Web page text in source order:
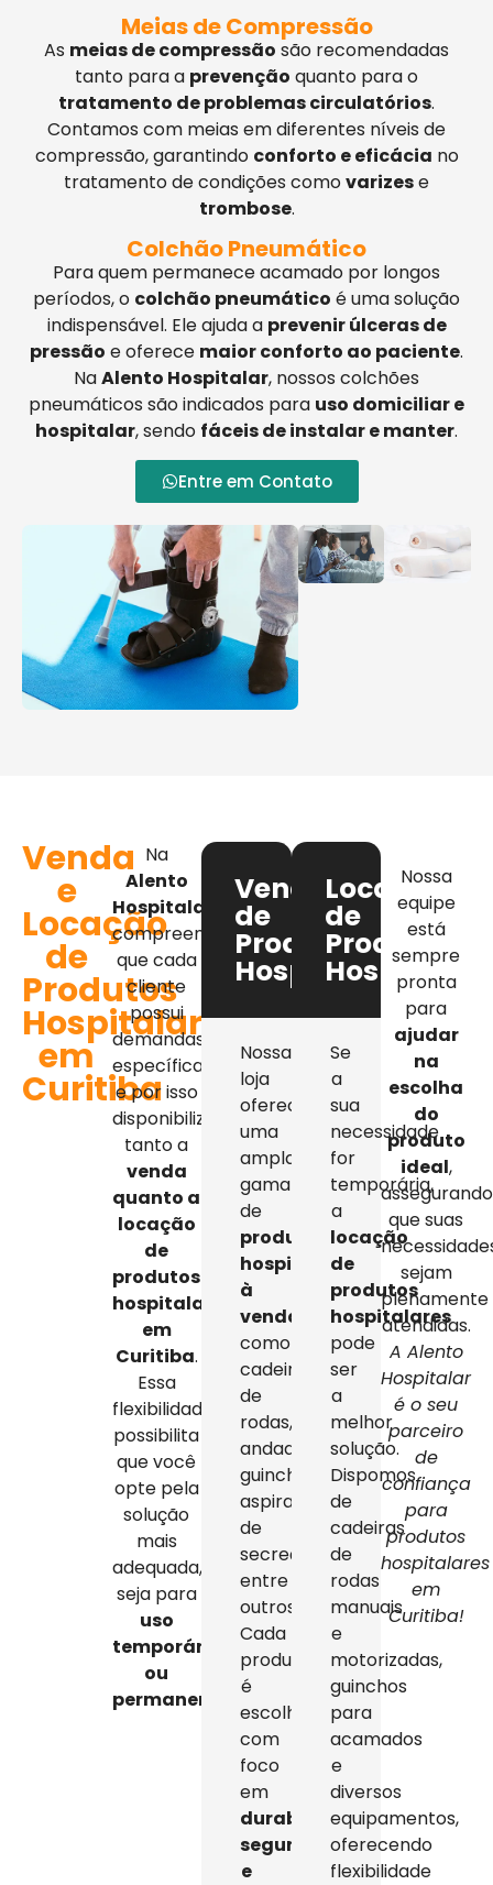
Meias de Compressão
As meias de compressão são recomendadas
tanto para a prevenção quanto para o
tratamento de problemas circulatórios.
Contamos com meias em diferentes níveis de
compressão, garantindo conforto e eficácia no
tratamento de condições comovarizese
trombose.
Colchão Pneumático
Para quem permanece acamado por longos
períodos, o colchão pneumático é uma solução
indispensável. Ele ajuda a prevenir úlceras de
pressão e oferece maior conforto ao paciente.
NaAlento Hospitalar, nossos colchões
pneumáticos são indicados para uso domiciliar e
hospitalar, sendo fáceis de instalar e manter.
Entre em Contato
Venda
e
Locação
de
Produtos
Hospitalares
em
Curitiba
Na
Alento
Hospitalar
compreendemos
que cada
cliente
possui
demandas
específicas,
e por isso
disponibilizamos
tanto a
venda
quanto a
locação
de
produtos
hospitalares
em
Curitiba.
Essa
flexibilidade
possibilita
que você
opte pela
solução
mais
adequada,
seja para
uso
temporário
ou
permanente
Venda
de
Produtos
Hospitalares
Nossa
loja
oferece
uma
ampla
gama
de
produtos
hospitalares
à
venda
como
cadeiras
de
rodas,
andadores,
guinchos,
aspiradores
de
secreção,
entre
outros.
Cada
produto
é
escolhido
com
foco
em
durabilidade,
segurança
e
Locação
de
Produtos
Se
a
sua
necessidade
for
temporária,
a
locação
de
produtos
hospitalares
pode
ser
a
melhor
solução.
Dispomos
de
cadeiras
de
rodas
manuais
e
motorizadas,
guinchos
para
acamados
e
diversos
equipamentos,
oferecendo
flexibilidade
Nossa
equipe
está
sempre
pronta
para
ajudar
na
escolha
do
produto
ideal,
assegurando
que suas
sejam
plenamente
atendidas.
A Alento
Hospitalar
é o seu
parceiro
de
confiança
para
produtos
hospitalares
em
Curitiba!